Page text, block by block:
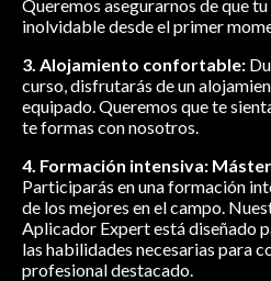
Queremos asegurarnos de que
inolvidable desde el primer
3. Alojamiento confortable:
curso, disfrutarás de un
equipado. Queremos que te
te formas con nosotros.
4. Formación intensiva:
Participarás en una formación
de los mejores en el campo.
Aplicador Expert está diseñado
las habilidades necesarias para
profesional destacado.